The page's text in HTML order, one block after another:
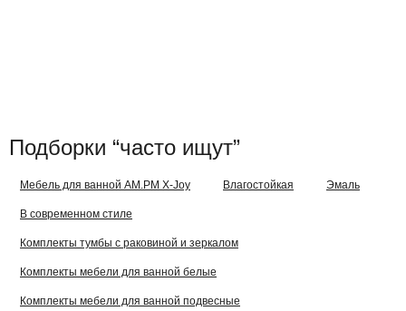
Подборки “часто ищут”
Мебель для ванной AM.PM X-Joy Влагостойкая Эмаль
В современном стиле
Комплекты тумбы с раковиной и зеркалом
Комплекты мебели для ванной белые
Комплекты мебели для ванной подвесные